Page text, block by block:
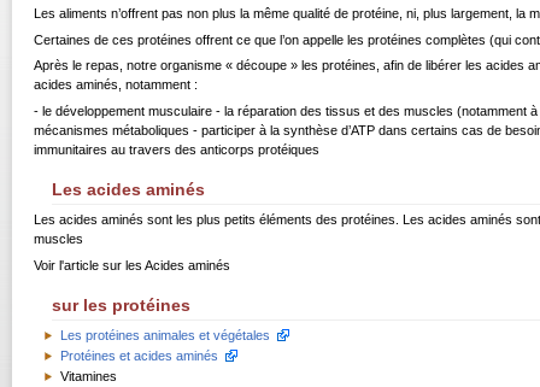
Les aliments n’offrent pas non plus la même qualité de protéine, ni, plus largement, la
Certaines de ces protéines offrent ce que l’on appelle les protéines complètes (qui
Après le repas, notre organisme « découpe » les protéines, afin de libérer les acides
acides aminés, notamment :
- le développement musculaire - la réparation des tissus et des muscles (notamment
mécanismes métaboliques - participer à la synthèse d’ATP dans certains cas de
immunitaires au travers des anticorps protéiques
Les acides aminés
Les acides aminés sont les plus petits éléments des protéines. Les acides aminés
muscles
Voir l'article sur les Acides aminés
sur les protéines
Les protéines animales et végétales
Protéines et acides aminés
Vitamines